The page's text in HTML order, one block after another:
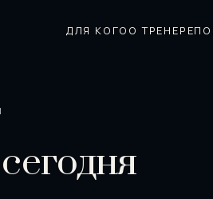
ДЛЯ КОГО О ТРЕНЕРЕ